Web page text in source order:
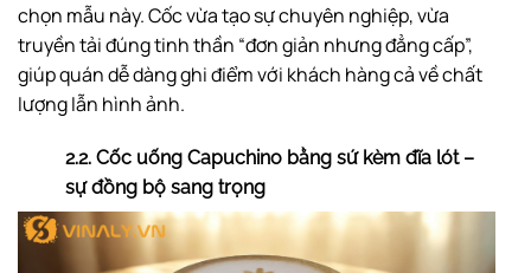
chọn mẫu này. Cốc vừa tạo sự chuyên nghiệp, vừa
truyền tải đúng tinh thần “đơn giản nhưng đẳng cấp”,
giúp quán dễ dàng ghi điểm với khách hàng cả về chất
lượng lẫn hình ảnh.
2.2. Cốc uống Capuchino bằng sứ kèm đĩa lót –
sự đồng bộ sang trọng